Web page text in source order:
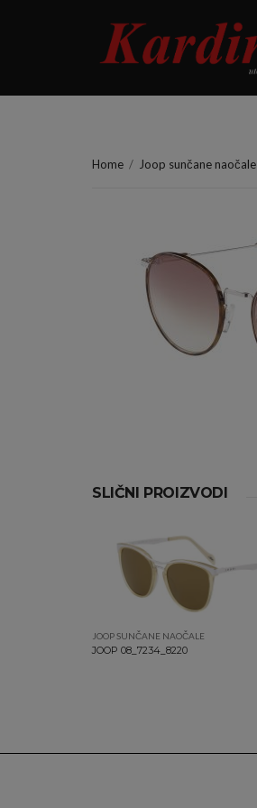
Home / Joop sunčane naočale
SLIČNI PROIZVODI
JOOP SUNČANE NAOČALE
JOOP 08_7234_8220